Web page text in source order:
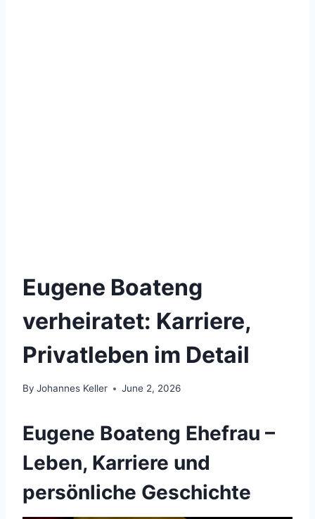
Eugene Boateng
verheiratet: Karriere,
Privatleben im Detail
By Johannes Keller June 2, 2026
Eugene Boateng Ehefrau –
Leben, Karriere und
persönliche Geschichte